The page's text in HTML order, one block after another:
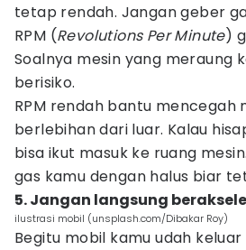
tetap rendah. Jangan geber
RPM (Revolutions Per Minute)
Soalnya mesin yang meraung
berisiko.
RPM rendah bantu mencegah
berlebihan dari luar. Kalau
bisa ikut masuk ke ruang
gas kamu dengan halus biar
5. Jangan langsung
ilustrasi mobil (unsplash.com/Dibakar Roy)
Begitu mobil kamu udah